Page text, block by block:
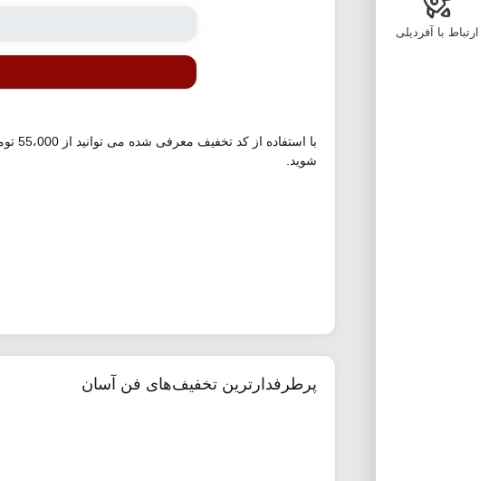
ارتباط با آفردیلی
شوید.
پرطرفدارترین تخفیف‌های فن آسان